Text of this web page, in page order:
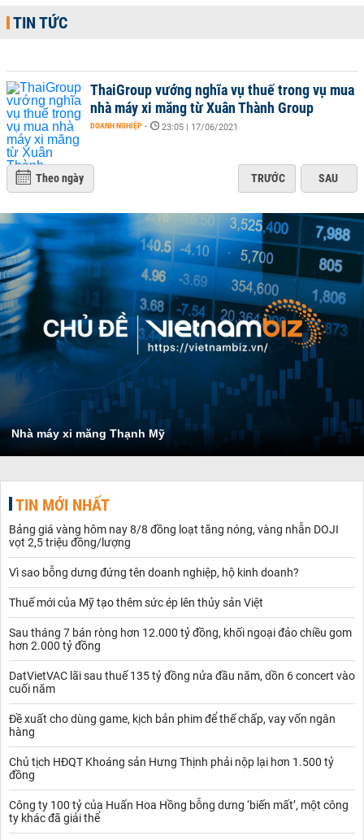
TIN TỨC
ThaiGroup vướng nghĩa vụ thuế trong vụ mua
nhà máy xi măng từ Xuân Thành Group
DOANH NGHIỆP - 23:05 | 17/06/2021
Theo ngày TRƯỚC SAU
Nhà máy xi măng Thạnh Mỹ
TIN MỚI NHẤT
Bảng giá vàng hôm nay 8/8 đồng loạt tăng nóng, vàng nhẫn DOJI
vọt 2,5 triệu đồng/lượng
Vì sao bỗng dưng đứng tên doanh nghiệp, hộ kinh doanh?
Thuế mới của Mỹ tạo thêm sức ép lên thủy sản Việt
Sau tháng 7 bán ròng hơn 12.000 tỷ đồng, khối ngoại đảo chiều gom
hơn 2.000 tỷ đồng
DatVietVAC lãi sau thuế 135 tỷ đồng nửa đầu năm, dồn 6 concert vào
cuối năm
Đề xuất cho dùng game, kịch bản phim để thế chấp, vay vốn ngân
hàng
Chủ tịch HĐQT Khoáng sản Hưng Thịnh phải nộp lại hơn 1.500 tỷ
đồng
Công ty 100 tỷ của Huấn Hoa Hồng bỗng dưng ‘biến mất’, một công
ty khác đã giải thể